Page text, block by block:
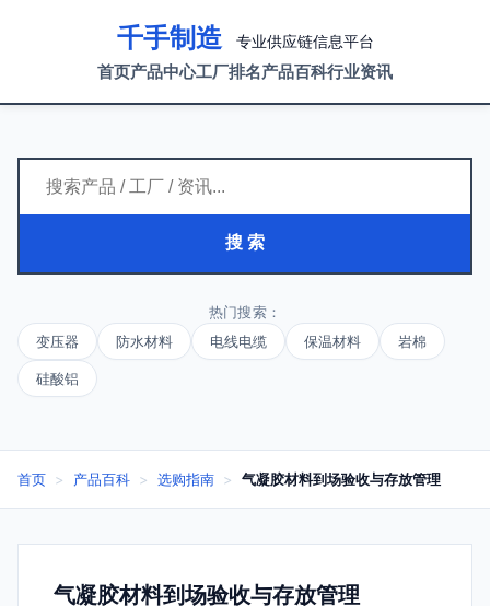
千手制造 专业供应链信息平台
首页产品中心工厂排名产品百科行业资讯
搜 索
热门搜索：
变压器
防水材料 电线电缆 保温材料 岩棉
硅酸铝
首页 > 产品百科 > 选购指南 > 气凝胶材料到场验收与存放管理
气凝胶材料到场验收与存放管理